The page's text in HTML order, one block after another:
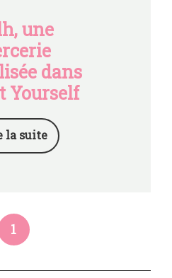
Personnalisez vos tissus
une
dans
Yourself
la suite
1